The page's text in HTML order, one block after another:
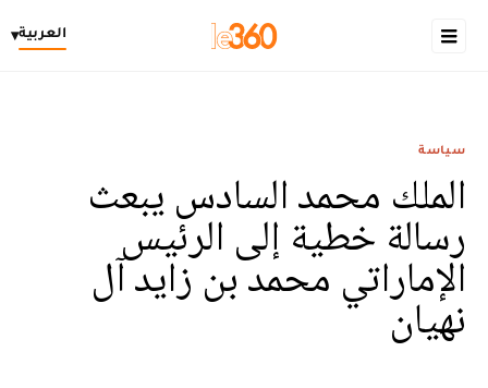
العربية▾
سياسة
الملك محمد السادس يبعث
رسالة خطية إلى الرئيس
الإماراتي محمد بن زايد آل
نهيان